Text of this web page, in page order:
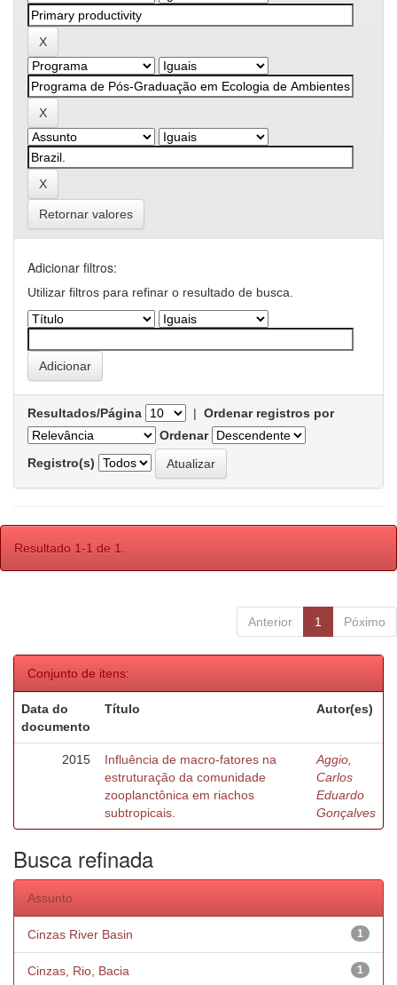
Retornar valores
Adicionar filtros:
Utilizar filtros para refinar o resultado de busca.
Resultados/Página | Ordenar registros por
Ordenar
Registro(s)
Resultado 1-1 de 1.
Anterior 1 Póximo
Conjunto de itens:
Data do
documento
Título Autor(es)
2015
Influência de macro-fatores na
estruturação da comunidade
zooplanctônica em riachos
subtropicais.
Aggio,
Carlos
Eduardo
Gonçalves
Busca refinada
Assunto
1
Cinzas River Basin
1
Cinzas, Rio, Bacia